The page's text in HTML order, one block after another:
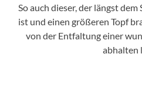
So auch dieser, der längst
ist und einen größeren Topf
von der Entfaltung einer
abhalten